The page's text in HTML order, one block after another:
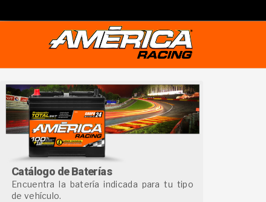
Catálogo de Baterías
Encuentra la batería indicada para tu tipo
de vehículo.